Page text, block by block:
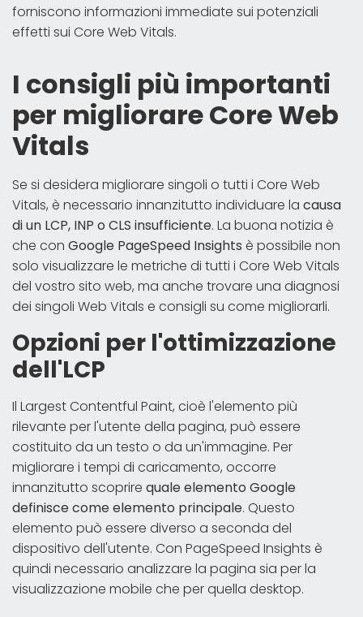
forniscono informazioni immediate sui potenziali
effetti sui Core Web Vitals.
I consigli più importanti
per migliorare Core Web
Vitals
Se si desidera migliorare singoli o tutti i Core Web
Vitals, è necessario innanzitutto individuare la causa
di un LCP, INP o CLS insufficiente. La buona notizia è
che con Google PageSpeed Insights è possibile non
solo visualizzare le metriche di tutti i Core Web Vitals
del vostro sito web, ma anche trovare una diagnosi
dei singoli Web Vitals e consigli su come migliorarli.
Opzioni per l'ottimizzazione
dell'LCP
Il Largest Contentful Paint, cioè l'elemento più
rilevante per l'utente della pagina, può essere
costituito da un testo o da un'immagine. Per
migliorare i tempi di caricamento, occorre
innanzitutto scoprire quale elemento Google
definisce come elemento principale. Questo
elemento può essere diverso a seconda del
dispositivo dell'utente. Con PageSpeed Insights è
quindi necessario analizzare la pagina sia per la
visualizzazione mobile che per quella desktop.